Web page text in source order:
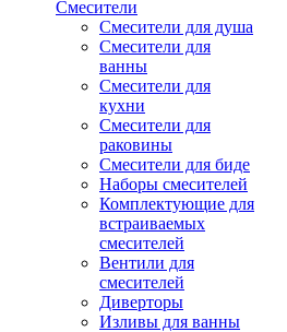
Смесители
Смесители для душа
Смесители для
ванны
Смесители для
кухни
Смесители для
раковины
Смесители для биде
Наборы смесителей
Комплектующие для
встраиваемых
смесителей
Вентили для
смесителей
Диверторы
Изливы для ванны